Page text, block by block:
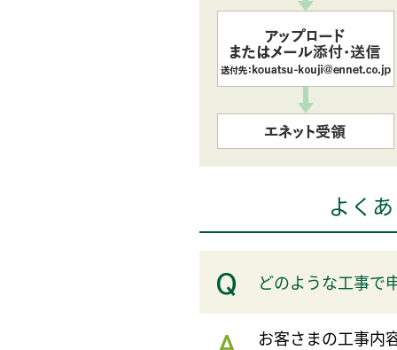
よく
どのような工事で
お客さまの工事内